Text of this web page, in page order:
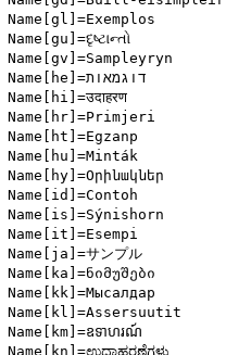
Name[gl]=Exemplos
Name[gu]=દૃષ્ટાન્તો
Name[gv]=Sampleyryn
Name[he]=דוגמאות
Name[hi]=उदाहरण
Name[hr]=Primjeri
Name[ht]=Egzanp
Name[hu]=Minták
Name[hy]=Օրինակներ
Name[id]=Contoh
Name[is]=Sýnishorn
Name[it]=Esempi
Name[ja]=サンプル
Name[ka]=ნიმუშები
Name[kk]=Мысалдар
Name[kl]=Assersuutit
Name[km]=ឧទាហរណ៍
Name[kn]=ಉದಾಹರಣೆಗಳು